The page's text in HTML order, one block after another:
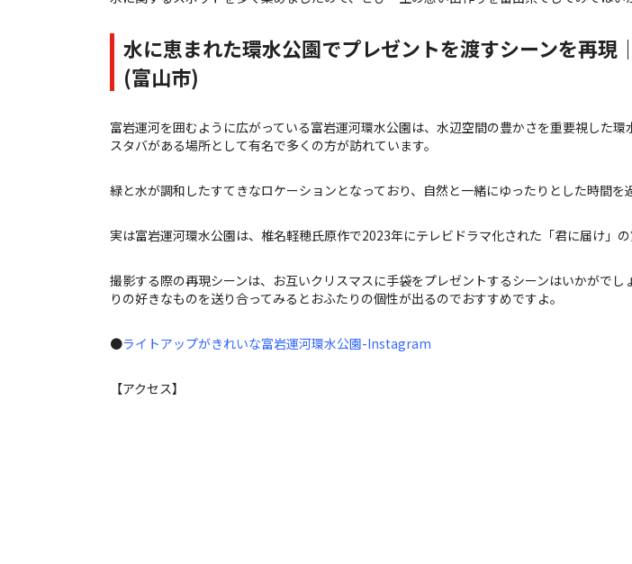
水に恵まれた環水公園でプレゼントを渡すシーンを再現
(富山市)
富岩運河を囲むように広がっている富岩運河環水公園は、水辺空間の豊かさを重要視した環
スタバがある場所として有名で多くの方が訪れています。
緑と水が調和したすてきなロケーションとなっており、自然と一緒にゆったりとした時間を
実は富岩運河環水公園は、椎名軽穂氏原作で2023年にテレビドラマ化された「君に届け」の
撮影する際の再現シーンは、お互いクリスマスに手袋をプレゼントするシーンはいかがでし
りの好きなものを送り合ってみるとおふたりの個性が出るのでおすすめですよ。
●ライトアップがきれいな富岩運河環水公園-Instagram
【アクセス】